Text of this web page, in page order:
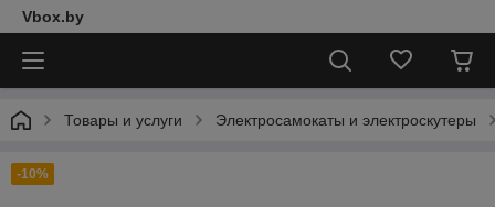
Vbox.by
Товары и услуги Электросамокаты и электроскутеры
-10%